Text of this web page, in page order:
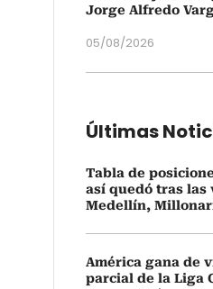
Jorge Alfredo
05/08/2026
Últimas
Tabla de
así quedó tras las
Medellín,
América gana de
parcial de la Liga